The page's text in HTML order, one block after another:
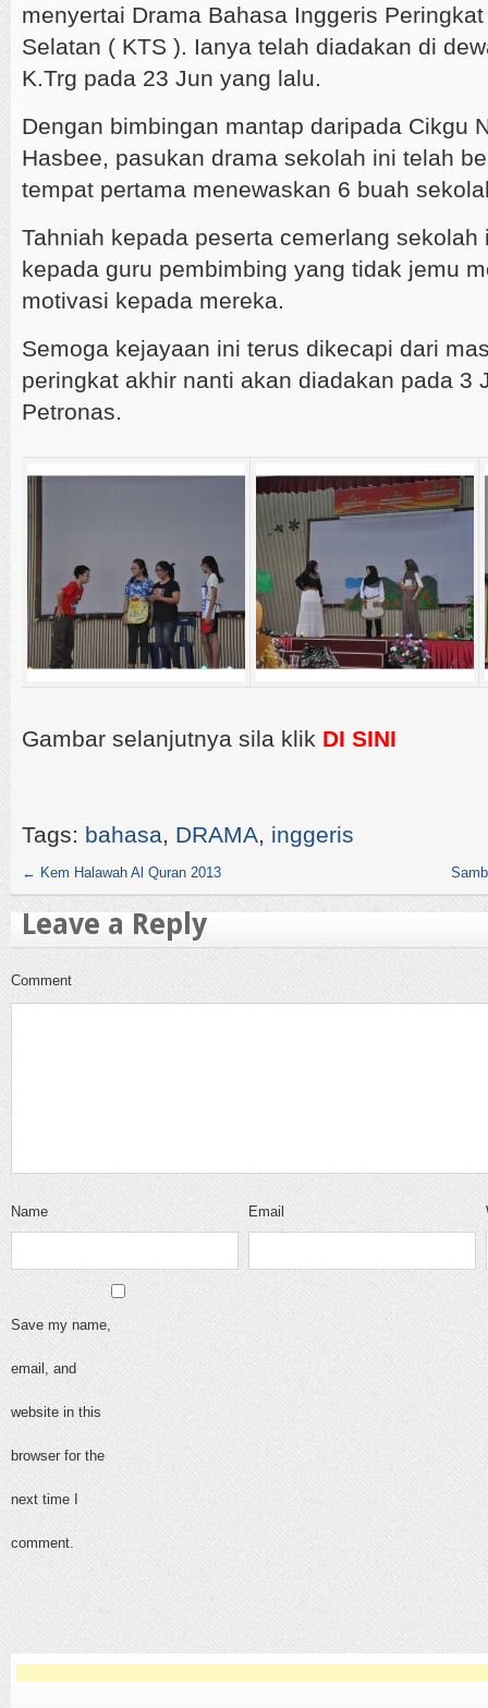
menyertai Drama Bahasa Inggeris
Selatan ( KTS ). Ianya telah diadakan di
K.Trg pada 23 Jun yang lalu.
Dengan bimbingan mantap daripada Cikgu
Hasbee, pasukan drama sekolah ini telah
tempat pertama menewaskan 6 buah
Tahniah kepada peserta cemerlang
kepada guru pembimbing yang tidak jemu
motivasi kepada mereka.
Semoga kejayaan ini terus dikecapi dari
peringkat akhir nanti akan diadakan pada 3
Petronas.
Gambar selanjutnya sila klik DI SINI
Tags: bahasa, DRAMA, inggeris
← Kem Halawah Al Quran 2013
Leave a Reply
Comment
Name Email
Save my name,
email, and
website in this
browser for the
next time I
comment.